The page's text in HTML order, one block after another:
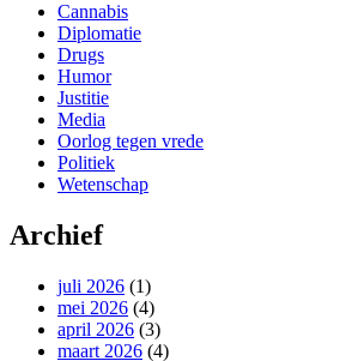
Cannabis
Diplomatie
Drugs
Humor
Justitie
Media
Oorlog tegen vrede
Politiek
Wetenschap
Archief
juli 2026 (1)
mei 2026 (4)
april 2026 (3)
maart 2026 (4)